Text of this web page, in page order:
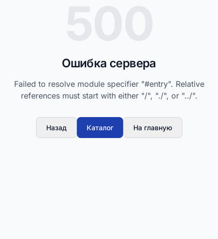
Ошибка сервера
Failed to resolve module specifier "#entry". Relative
references must start with either "/", "./", or "../".
Назад Каталог На главную